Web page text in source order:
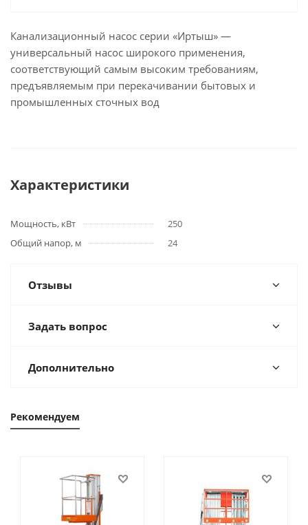
Канализационный насос серии «Иртыш» —
универсальный насос широкого применения,
соответствующий самым высоким требованиям,
предъявляемым при перекачивании бытовых и
промышленных сточных вод
Характеристики
Мощность, кВт
250
Общий напор, м
24
Отзывы
Задать вопрос
Дополнительно
Рекомендуем